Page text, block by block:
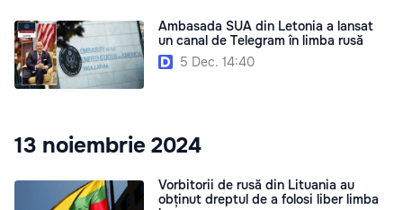
Ambasada SUA din Letonia a lansat
un canal de Telegram în limba rusă
5 Dec. 14:40
13 noiembrie 2024
Vorbitorii de rusă din Lituania au
obținut dreptul de a folosi liber limba